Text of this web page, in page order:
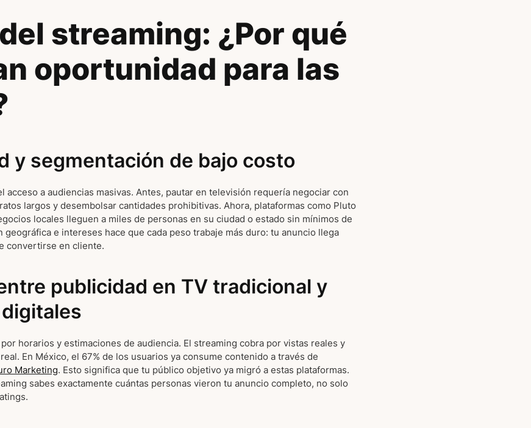
streaming: ¿Por qué
oportunidad para las
y segmentación de bajo costo
acceso a audiencias masivas. Antes, pautar en televisión requería negociar con
largos y desembolsar cantidades prohibitivas. Ahora, plataformas como Pluto
locales lleguen a miles de personas en su ciudad o estado sin mínimos de
geográfica e intereses hace que cada peso trabaje más duro: tu anuncio llega
convertirse en cliente.
publicidad en TV tradicional y
horarios y estimaciones de audiencia. El streaming cobra por vistas reales y
En México, el 67% de los usuarios ya consume contenido a través de
Marketing. Esto significa que tu público objetivo ya migró a estas plataformas.
sabes exactamente cuántas personas vieron tu anuncio completo, no solo